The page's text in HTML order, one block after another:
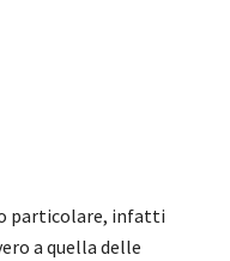
particolare, infatti
a quella delle